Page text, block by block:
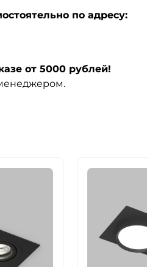
по адресу:
от 5000 рублей!